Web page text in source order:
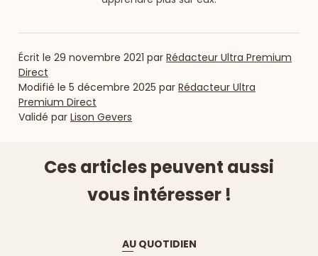
Écrit le 29 novembre 2021 par Rédacteur Ultra Premium
Direct
Modifié le 5 décembre 2025 par Rédacteur Ultra
Premium Direct
Validé par Lison Gevers
Ces articles peuvent aussi
vous intéresser !
AU QUOTIDIEN